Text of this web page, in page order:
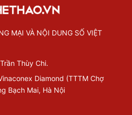
MẠI VÀ NỘI DUNG SỐ VIỆT
Thùy Chi.
Diamond (TTTM Chợ
Bạch Mai, Hà Nội